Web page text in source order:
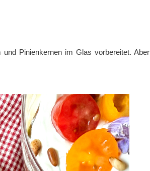
Pinienkernen im Glas vorbereitet. Aber